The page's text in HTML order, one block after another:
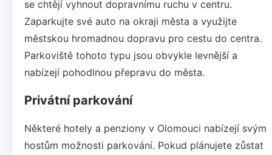
se chtějí vyhnout dopravnímu ruchu v centru.
Zaparkujte své auto na okraji města a využijte
městskou hromadnou dopravu pro cestu do centra.
Parkoviště tohoto typu jsou obvykle levnější a
nabízejí pohodlnou přepravu do města.
Privátní parkování
Některé hotely a penziony v Olomouci nabízejí svým
hostům možnosti parkování. Pokud plánujete zůstat